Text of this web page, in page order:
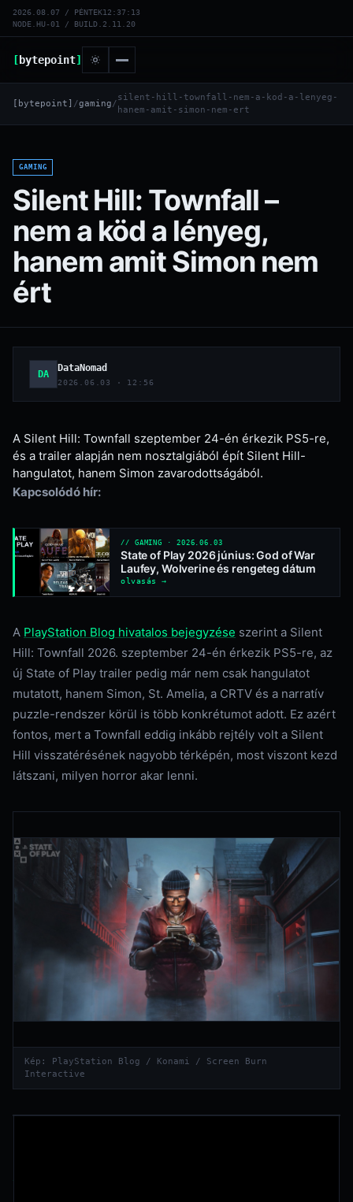
2026.08.07 / PÉNTEK12:37:14
NODE.HU-01 / BUILD.2.11.20
[bytepoint]
[bytepoint] /gaming/
silent-hill-townfall-nem-a-kod-a-lenyeg-
hanem-amit-simon-nem-ert
GAMING
Silent Hill: Townfall –
nem a köd a lényeg,
hanem amit Simon nem
ért
DA
DataNomad
2026.06.03 · 12:56
A Silent Hill: Townfall szeptember 24-én érkezik PS5-re,
és a trailer alapján nem nosztalgiából épít Silent Hill-
hangulatot, hanem Simon zavarodottságából.
Kapcsolódó hír:
// GAMING · 2026.06.03
State of Play 2026 június: God of War
Laufey, Wolverine és rengeteg dátum
olvasás →
A PlayStation Blog hivatalos bejegyzése szerint a Silent
Hill: Townfall 2026. szeptember 24-én érkezik PS5-re, az
új State of Play trailer pedig már nem csak hangulatot
mutatott, hanem Simon, St. Amelia, a CRTV és a narratív
puzzle-rendszer körül is több konkrétumot adott. Ez azért
fontos, mert a Townfall eddig inkább rejtély volt a Silent
Hill visszatérésének nagyobb térképén, most viszont kezd
látszani, milyen horror akar lenni.
Kép: PlayStation Blog / Konami / Screen Burn
Interactive